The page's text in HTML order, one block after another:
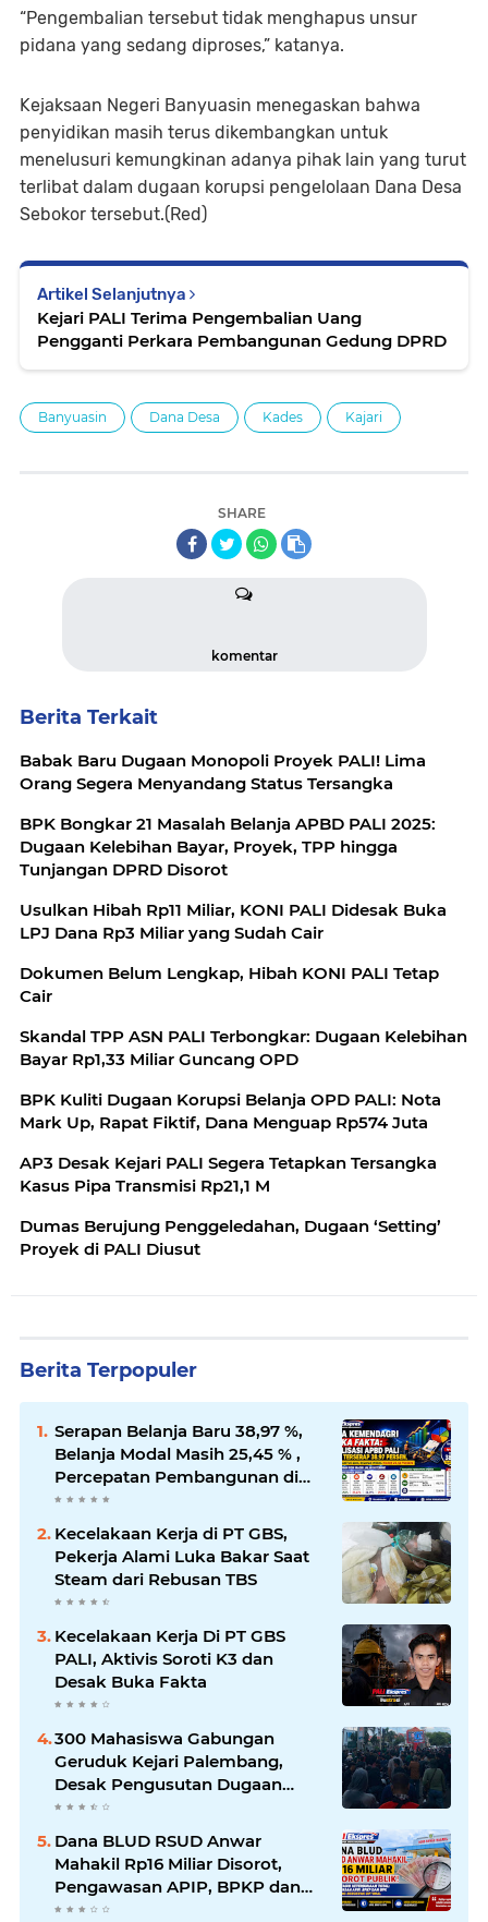
“Pengembalian tersebut tidak menghapus unsur
pidana yang sedang diproses,” katanya.
Kejaksaan Negeri Banyuasin menegaskan bahwa
penyidikan masih terus dikembangkan untuk
menelusuri kemungkinan adanya pihak lain yang turut
terlibat dalam dugaan korupsi pengelolaan Dana Desa
Sebokor tersebut.(Red)
Artikel Selanjutnya
Kejari PALI Terima Pengembalian Uang
Pengganti Perkara Pembangunan Gedung DPRD
Banyuasin Dana Desa Kades Kajari
SHARE
komentar
Berita Terkait
Babak Baru Dugaan Monopoli Proyek PALI! Lima
Orang Segera Menyandang Status Tersangka
BPK Bongkar 21 Masalah Belanja APBD PALI 2025:
Dugaan Kelebihan Bayar, Proyek, TPP hingga
Tunjangan DPRD Disorot
Usulkan Hibah Rp11 Miliar, KONI PALI Didesak Buka
LPJ Dana Rp3 Miliar yang Sudah Cair
Dokumen Belum Lengkap, Hibah KONI PALI Tetap
Cair
Skandal TPP ASN PALI Terbongkar: Dugaan Kelebihan
Bayar Rp1,33 Miliar Guncang OPD
BPK Kuliti Dugaan Korupsi Belanja OPD PALI: Nota
Mark Up, Rapat Fiktif, Dana Menguap Rp574 Juta
AP3 Desak Kejari PALI Segera Tetapkan Tersangka
Kasus Pipa Transmisi Rp21,1 M
Dumas Berujung Penggeledahan, Dugaan ‘Setting’
Proyek di PALI Diusut
Berita Terpopuler
Serapan Belanja Baru 38,97 %,
Belanja Modal Masih 25,45 % ,
Percepatan Pembangunan di
PALI Dipertanyakan
Kecelakaan Kerja di PT GBS,
Pekerja Alami Luka Bakar Saat
Steam dari Rebusan TBS
Kecelakaan Kerja Di PT GBS
PALI, Aktivis Soroti K3 dan
Desak Buka Fakta
300 Mahasiswa Gabungan
Geruduk Kejari Palembang,
Desak Pengusutan Dugaan
Korupsi Tanpa Tebang Pilih
Dana BLUD RSUD Anwar
Mahakil Rp16 Miliar Disorot,
Pengawasan APIP, BPKP dan
BPK Harus Bergerak Optimal